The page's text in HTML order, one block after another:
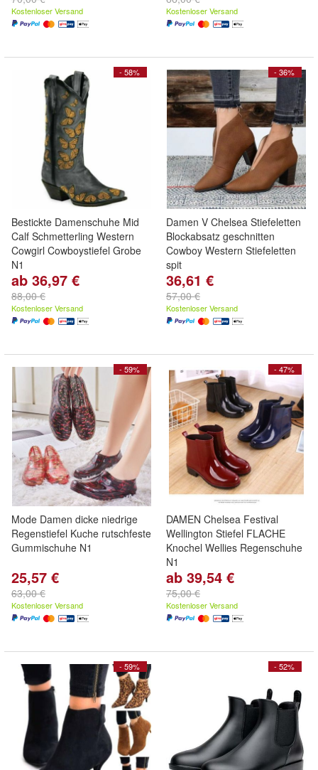
Kostenloser Versand Kostenloser Versand
- 58%
Bestickte Damenschuhe Mid
Calf Schmetterling Western
Cowgirl Cowboystiefel Grobe
N1
ab 36,97 €
88,00 €
Kostenloser Versand
- 36%
Damen V Chelsea Stiefeletten
Blockabsatz geschnitten
Cowboy Western Stiefeletten
spit
36,61 €
57,00 €
Kostenloser Versand
- 59%
Mode Damen dicke niedrige
Regenstiefel Kuche rutschfeste
Gummischuhe N1
25,57 €
63,00 €
Kostenloser Versand
- 47%
DAMEN Chelsea Festival
Wellington Stiefel FLACHE
Knochel Wellies Regenschuhe
N1
ab 39,54 €
75,00 €
Kostenloser Versand
- 59% - 52%